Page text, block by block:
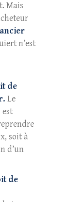
Mais
n’est
de
Le
est
soit à
d’un
de